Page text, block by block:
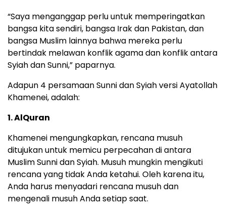
“Saya menganggap perlu untuk memperingatkan
bangsa kita sendiri, bangsa Irak dan Pakistan, dan
bangsa Muslim lainnya bahwa mereka perlu
bertindak melawan konflik agama dan konflik antara
Syiah dan Sunni,” paparnya.
Adapun 4 persamaan Sunni dan Syiah versi Ayatollah
Khamenei, adalah:
1. AlQuran
Khamenei mengungkapkan, rencana musuh
ditujukan untuk memicu perpecahan di antara
Muslim Sunni dan Syiah. Musuh mungkin mengikuti
rencana yang tidak Anda ketahui. Oleh karena itu,
Anda harus menyadari rencana musuh dan
mengenali musuh Anda setiap saat.